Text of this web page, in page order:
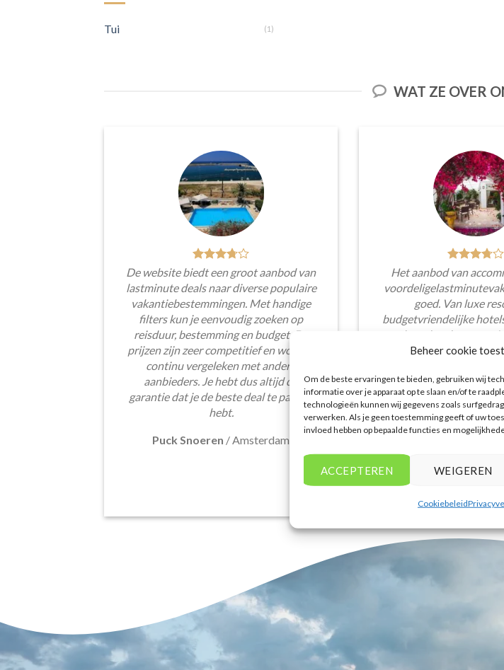
Beheer cookie
Om de beste ervaringen te bieden, gebruiken wij
informatie over je apparaat op te slaan en/of te
technologieën kunnen wij gegevens zoals
verwerken. Als je geen toestemming geeft of uw
invloed hebben op bepaalde functies en
ACCEPTEREN WEIGEREN
Cookiebeleid
Tui (1)
WAT ZE OVER
De website biedt een groot aanbod van
lastminute deals naar diverse populaire
vakantiebestemmingen. Met handige
filters kun je eenvoudig zoeken op
reisduur, bestemming en budget. De
prijzen zijn zeer competitief en worden
continu vergeleken met andere
aanbieders. Je hebt dus altijd de
garantie dat je de beste deal te pakken
hebt.
Puck Snoeren / Amsterdam
Het aanbod van
goed. Van luxe
budgetvriendelijke
een breed scala aan
zoekfilters maakten het
aansluiten bij mijn
budget.
Tim Beukers/